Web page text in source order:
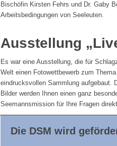
Bischöfin Kirsten Fehrs und Dr. Gaby
Arbeitsbedingungen von Seeleuten.
Ausstellung
Es war eine Ausstellung, die für
Welt einen Fotowettbewerb zum
eindrucksvollen Sammlung aufgebaut.
Bilder werden Ihnen einen ganz
Seemannsmission für Ihre Fragen
Die DSM wird